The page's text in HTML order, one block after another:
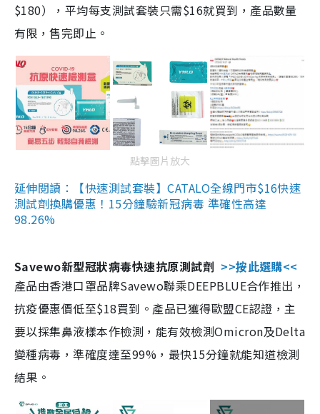
$180），平均每支測試套裝只需$16就買到，產品數量
有限，售完即止。
點擊圖片放大
延伸閱讀：【快速測試套裝】CATALO全線門市$16快速
測試劑換購優惠！15分鐘驗新冠病毒 準確性高達
98.26%
Savewo新型冠狀病毒快速抗原測試劑 >>按此選購<<
產品由香港口罩品牌Savewo聯乘DEEPBLUE合作推出，
抗疫優惠價低至$18買到。產品已獲得歐盟CE認證，主
要以採集鼻液樣本作檢測，能有效檢測Omicron及Delta
變種病毒，準確度達至99%，最快15分鐘就能知道檢測
結果。